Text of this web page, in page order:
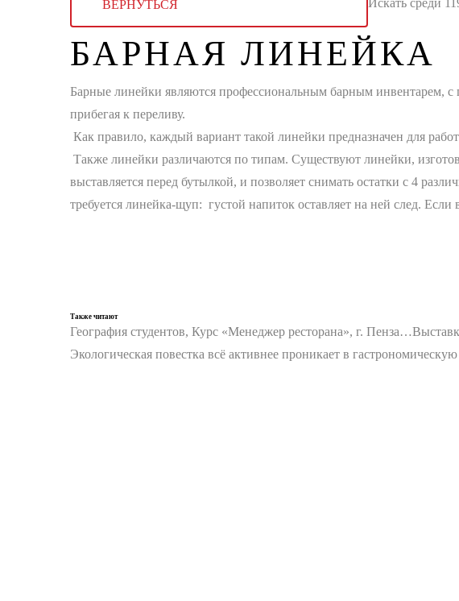
ВЕРНУТЬСЯ
БАРНАЯ ЛИНЕЙКА
Барные линейки являются профессиональным барным инвентарем,
прибегая к переливу.
Как правило, каждый вариант такой линейки предназначен для
Также линейки различаются по типам. Существуют линейки,
выставляется перед бутылкой, и позволяет снимать остатки с 4
требуется линейка-щуп: густой напиток оставляет на ней след.
Также читают
География студентов, Курс «Менеджер ресторана», г. Пенза…
Экологическая повестка всё активнее проникает в